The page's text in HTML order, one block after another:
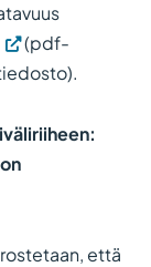
(pdf-
että